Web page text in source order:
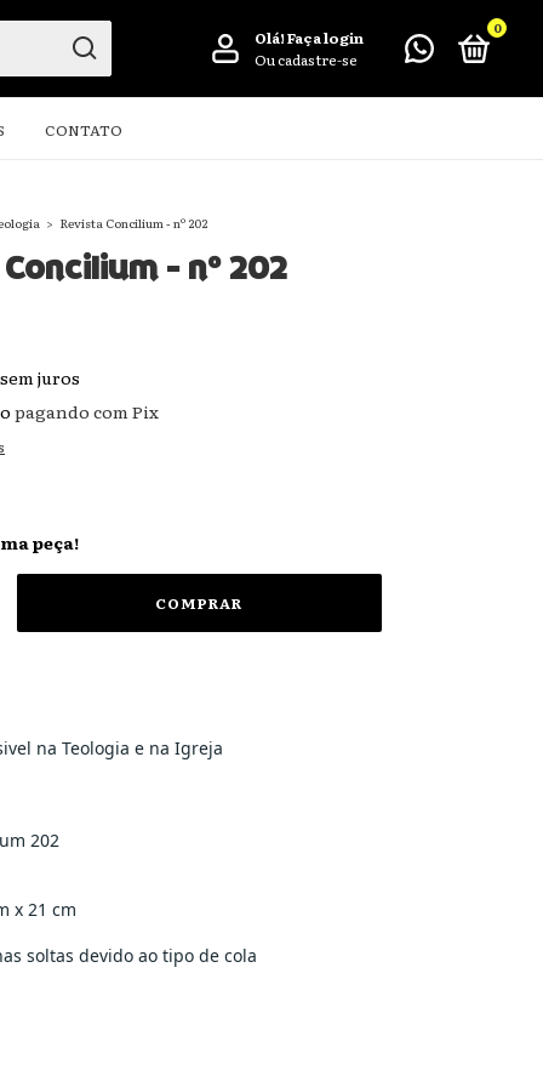
Olá!Faça login
Ou cadastre-se
0
CONTATO
> Revista Concilium - nº 202
- nº 202
sem juros
pagando com Pix
peça!
na Teologia e na Igreja
202
x 21 cm
soltas devido ao tipo de cola